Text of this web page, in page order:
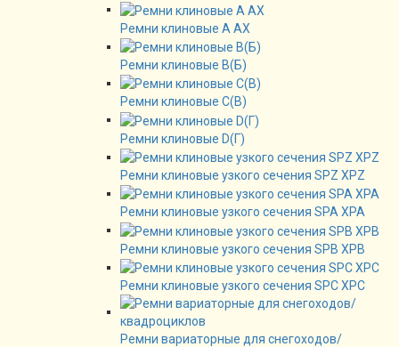
Ремни клиновые А AX
Ремни клиновые В(Б)
Ремни клиновые C(B)
Ремни клиновые D(Г)
Ремни клиновые узкого сечения SPZ XPZ
Ремни клиновые узкого сечения SPA XPA
Ремни клиновые узкого сечения SPB XPB
Ремни клиновые узкого сечения SPC XPC
Ремни вариаторные для снегоходов/